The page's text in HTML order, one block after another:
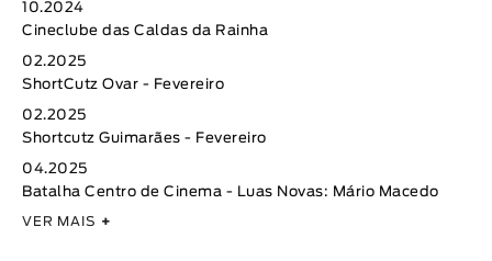
10.2024
Cineclube das Caldas da Rainha
02.2025
ShortCutz Ovar - Fevereiro
02.2025
Shortcutz Guimarães - Fevereiro
04.2025
Batalha Centro de Cinema - Luas Novas: Mário Macedo
VER MAIS +